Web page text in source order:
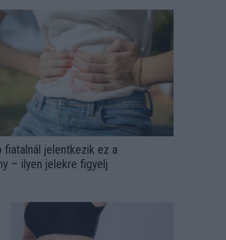
fiatalnál jelentkezik ez a
– ilyen jelekre figyelj